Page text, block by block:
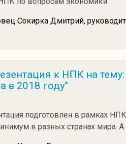
Сокирка Дмитрий,
к НПК на
в 2018 году"
подготовлен в рамках
в разных странах мира. А